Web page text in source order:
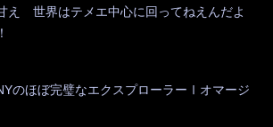
え 世界はテメエ中心に回ってねえんだよ
のほぼ完璧なエクスプローラーⅠオマージ